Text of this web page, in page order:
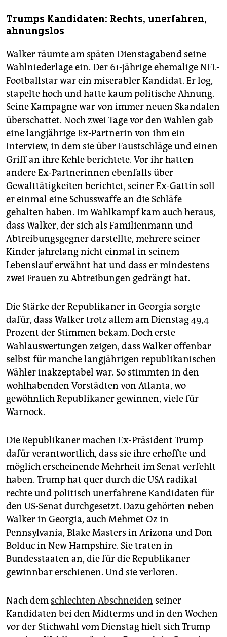
Trumps Kandidaten: Rechts, unerfahren,
ahnungslos
Walker räumte am späten Dienstagabend seine
Wahlniederlage ein. Der 61-jährige ehemalige NFL-
Footballstar war ein miserabler Kandidat. Er log,
stapelte hoch und hatte kaum politische Ahnung.
Seine Kampagne war von immer neuen Skandalen
überschattet. Noch zwei Tage vor den Wahlen gab
eine langjährige Ex-Partnerin von ihm ein
Interview, in dem sie über Faustschläge und einen
Griff an ihre Kehle berichtete. Vor ihr hatten
andere Ex-Partnerinnen ebenfalls über
Gewalttätigkeiten berichtet, seiner Ex-Gattin soll
er einmal eine Schusswaffe an die Schläfe
gehalten haben. Im Wahlkampf kam auch heraus,
dass Walker, der sich als Familienmann und
Abtreibungsgegner darstellte, mehrere seiner
Kinder jahrelang nicht einmal in seinem
Lebenslauf erwähnt hat und dass er mindestens
zwei Frauen zu Abtreibungen gedrängt hat.
Die Stärke der Republikaner in Georgia sorgte
dafür, dass Walker trotz allem am Dienstag 49,4
Prozent der Stimmen bekam. Doch erste
Wahlauswertungen zeigen, dass Walker offenbar
selbst für manche langjährigen republikanischen
Wähler inakzeptabel war. So stimmten in den
wohlhabenden Vorstädten von Atlanta, wo
gewöhnlich Republikaner gewinnen, viele für
Warnock.
Die Republikaner machen Ex-Präsident Trump
dafür verantwortlich, dass sie ihre erhoffte und
möglich erscheinende Mehrheit im Senat verfehlt
haben. Trump hat quer durch die USA radikal
rechte und politisch unerfahrene Kandidaten für
den US-Senat durchgesetzt. Dazu gehörten neben
Walker in Georgia, auch Mehmet Oz in
Pennsylvania, Blake Masters in Arizona und Don
Bolduc in New Hampshire. Sie traten in
Bundesstaaten an, die für die Republikaner
gewinnbar erschienen. Und sie verloren.
Nach dem schlechten Abschneiden seiner
Kandidaten bei den Midterms und in den Wochen
vor der Stichwahl vom Dienstag hielt sich Trump